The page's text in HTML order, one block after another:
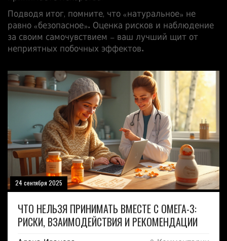
Подводя итог, помните, что «натуральное» не
равно «безопасное». Оценка рисков и наблюдение
за своим самочувствием – ваш лучший щит от
неприятных побочных эффектов.
24 сентября 2025
ЧТО НЕЛЬЗЯ ПРИНИМАТЬ ВМЕСТЕ С ОМЕГА-3:
РИСКИ, ВЗАИМОДЕЙСТВИЯ И РЕКОМЕНДАЦИИ